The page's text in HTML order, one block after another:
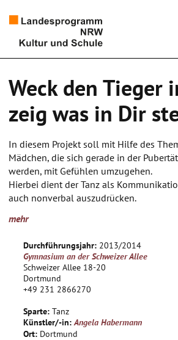
Künstlerpool
Schulen
Kultur und Schule
home Impressum Datenschutz
Weck den Tieger
zeig was in Dir
In diesem Projekt soll mit Hilfe des
Mädchen, die sich gerade in der
werden, mit Gefühlen umzugehen.
Hierbei dient der Tanz als
auch nonverbal auszudrücken.
Schülerinnen verschiedene Emotionen
Zu aktuellen Songs und
emotional getanzt und anhand von
möglicherweise verborgene Fähigkeiten
mehr
Durchführungsjahr: 2013/2014
Gymnasium an der Schweizer Allee
Schweizer Allee 18-20
Dortmund
+49 231 2866270
Sparte: Tanz
Künstler/-in: Angela Habermann
Ort: Dortmund